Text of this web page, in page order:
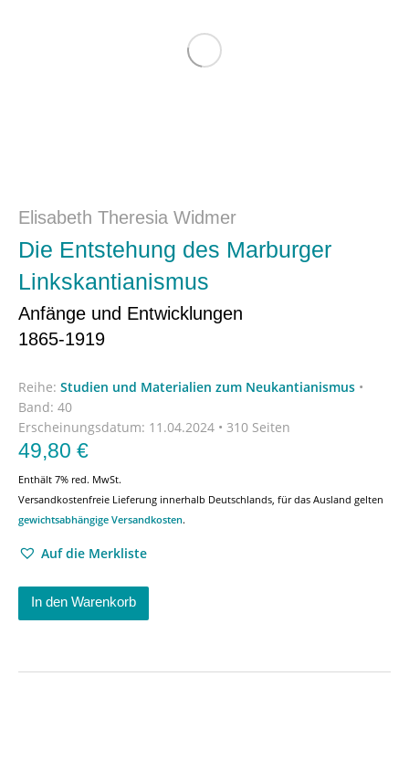
Elisabeth Theresia Widmer
Die Entstehung des Marburger
Linkskantianismus
Anfänge und Entwicklungen
1865-1919
Reihe: Studien und Materialien zum Neukantianismus •
Band: 40
Erscheinungsdatum: 11.04.2024 • 310 Seiten
49,80 €
Enthält 7% red. MwSt.
Versandkostenfreie Lieferung innerhalb Deutschlands, für das Ausland gelten
gewichtsabhängige Versandkosten.
Auf die Merkliste
In den Warenkorb